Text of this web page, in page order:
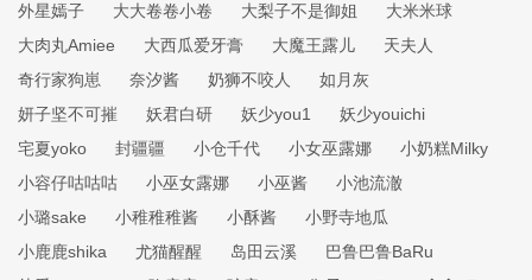
外星嫣子
大大卷卷小卷 大梨子不是御姐
大米米球
大肉丸Amiee
大西瓜爱牙膏 大魔王露儿
天夫人
奇行家狗崽
奈汐酱 奶狮不咬人
如月灰
妍子坚不可摧
妖君白研 妖少you1
妖少youichi
宅夏yoko
封疆疆 小仓千代 小女巫露娜
小奶糕Milky
小容仔咕咕咕
小巫女露娜 小巫酱
小池流澈
小璐sake
小稚稚稚酱 小酥酱
小野寺地瓜
小鹿鹿shika
尤猫醒醒 岛田云溪
巴鲁巴鲁BaRu